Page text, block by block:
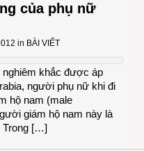
của phụ nữ
in BÀI VIẾT
nghiêm khắc được áp
người phụ nữ khi đi
hộ nam (male
giám hộ nam này là
Trong […]